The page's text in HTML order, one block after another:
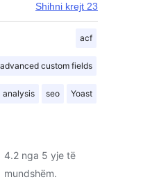
Shihni krejt 23
acf
advanced custom fields
analysis seo Yoast
4.2 nga 5 yje të
mundshëm.